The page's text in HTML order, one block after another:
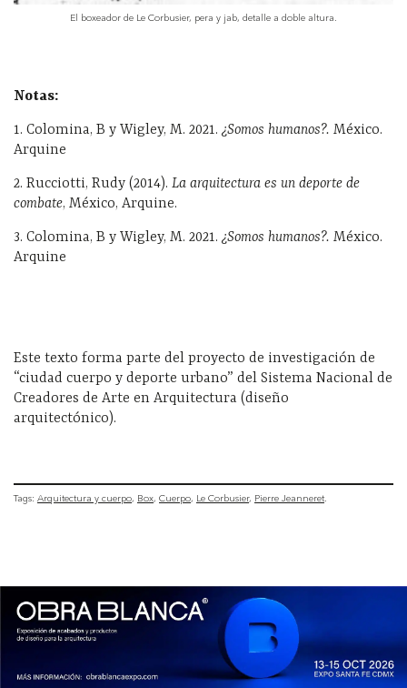
El boxeador de Le Corbusier, pera y jab, detalle a doble altura.
Notas:
1. Colomina, B y Wigley, M. 2021. ¿Somos humanos?. México.
Arquine
2. Rucciotti, Rudy (2014). La arquitectura es un deporte de
combate, México, Arquine.
3. Colomina, B y Wigley, M. 2021. ¿Somos humanos?. México.
Arquine
Este texto forma parte del proyecto de investigación de
“ciudad cuerpo y deporte urbano” del Sistema Nacional de
Creadores de Arte en Arquitectura (diseño
arquitectónico).
Tags: Arquitectura y cuerpo Box Cuerpo Le Corbusier Pierre Jeanneret